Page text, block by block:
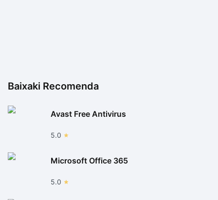
Baixaki Recomenda
Avast Free Antivirus
5.0
Microsoft Office 365
5.0